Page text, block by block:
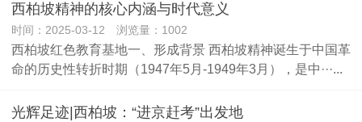
西柏坡精神的核心内涵与时代意义
时间：2025-03-12 浏览量：1002
西柏坡红色教育基地一、形成背景 西柏坡精神诞生于中国革
命的历史性转折时期（1947年5月-1949年3月），是中···...
光辉足迹|西柏坡：“进京赶考”出发地